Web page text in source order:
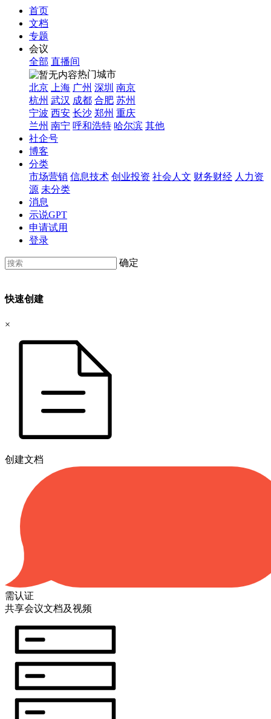
首页
文档
专题
会议
全部 直播间
热门城市
北京
上海 广州 深圳 南京
杭州 武汉 成都 合肥 苏州
宁波 西安 长沙 郑州 重庆
兰州 南宁 呼和浩特 哈尔滨 其他
社企号
博客
分类
市场营销 信息技术 创业投资 社会人文 财务财经 人力资
源 未分类
消息
示说GPT
申请试用
登录
确定
快速创建
×
创建文档
需认证
共享会议文档及视频